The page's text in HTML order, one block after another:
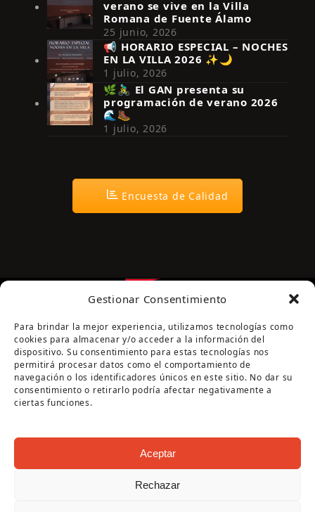
Gestionar Consentimiento
Para brindar la mejor experiencia, utilizamos tecnologías como
cookies para almacenar y/o acceder a la información del
dispositivo. Su consentimiento para estas tecnologías nos
permitirá procesar datos como el comportamiento de
navegación o los identificadores únicos en este sitio. No dar su
consentimiento o retirarlo podría afectar negativamente a
ciertas funciones.
Aceptar
Rechazar
Síguenos en Instagram
verano se vive en la Villa
Romana de Fuente Álamo
25 junio, 2026
📢 HORARIO ESPECIAL – NOCHES
EN LA VILLA 2026 ✨🌙
1 julio, 2026
🌿🚴‍♂️ El GAN presenta su
programación de verano 2026
🌊🥾
1 julio, 2026
Encuesta de Calidad
Página cofinanciada por la Diputación de Córdoba